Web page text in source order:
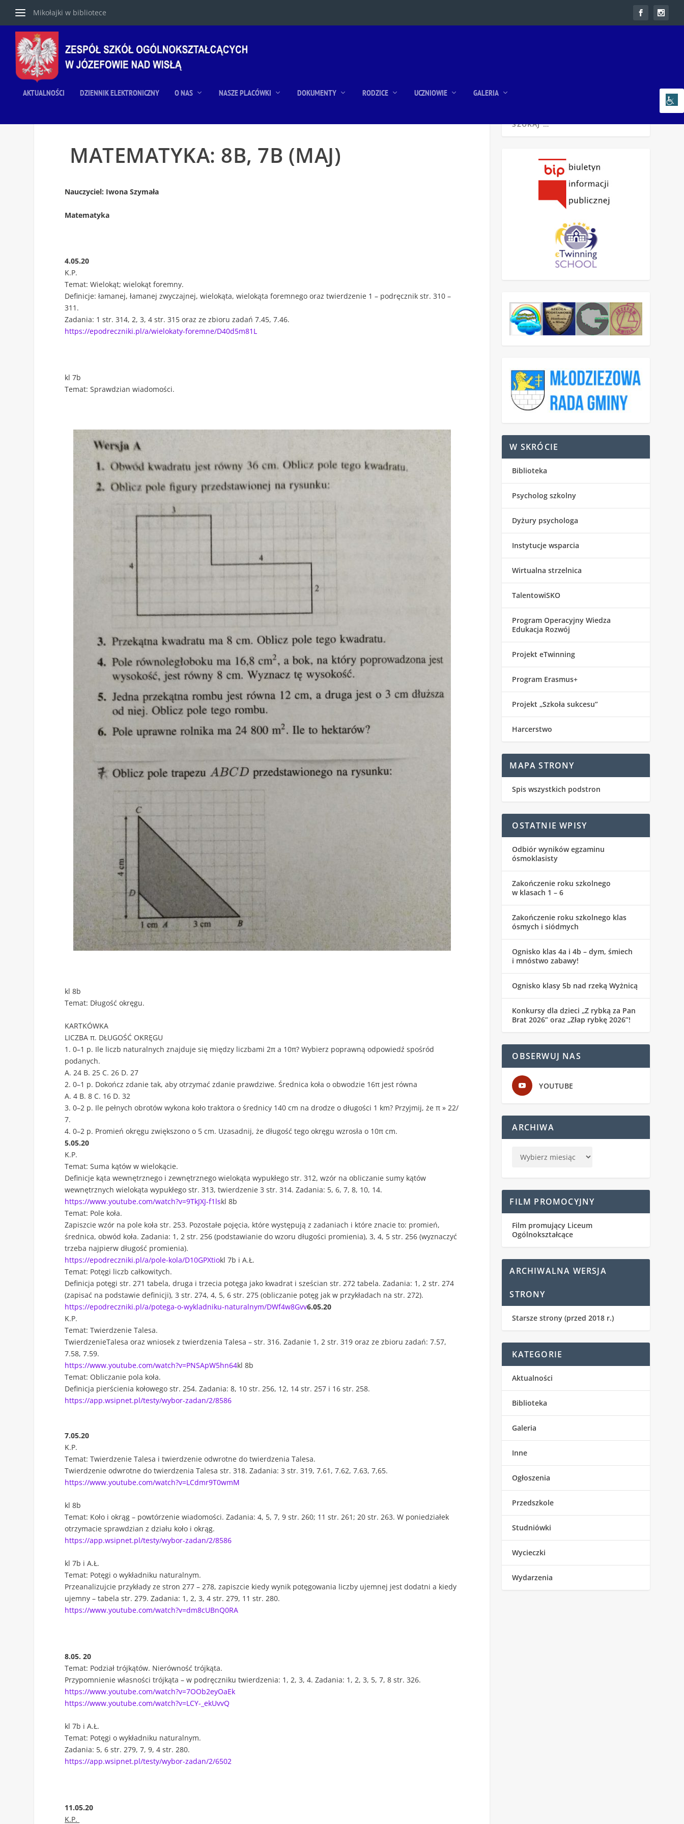
Mikołajki w bibliotece
AKTUALNOŚCI DZIENNIK ELEKTRONICZNY O NAS NASZE PLACÓWKI DOKUMENTY RODZICE UCZNIOWIE GALERIA
MATEMATYKA: 8B, 7B (MAJ)
Nauczyciel: Iwona Szymała
Matematyka
4.05.20
K.P.
Temat: Wielokąt; wielokąt foremny.
Definicje: łamanej, łamanej zwyczajnej, wielokąta, wielokąta foremnego oraz twierdzenie 1 – podręcznik str. 310 –
311.
Zadania: 1 str. 314, 2, 3, 4 str. 315 oraz ze zbioru zadań 7.45, 7.46.
https://epodreczniki.pl/a/wielokaty-foremne/D40d5m81L
kl 7b
Temat: Sprawdzian wiadomości.
kl 8b
Temat: Długość okręgu.
KARTKÓWKA
LICZBA π. DŁUGOŚĆ OKRĘGU
1. 0–1 p. Ile liczb naturalnych znajduje się między liczbami 2π a 10π? Wybierz poprawną odpowiedź spośród
podanych.
A. 24 B. 25 C. 26 D. 27
2. 0–1 p. Dokończ zdanie tak, aby otrzymać zdanie prawdziwe. Średnica koła o obwodzie 16π jest równa
A. 4 B. 8 C. 16 D. 32
3. 0–2 p. Ile pełnych obrotów wykona koło traktora o średnicy 140 cm na drodze o długości 1 km? Przyjmij, że π » 22/
7.
4. 0–2 p. Promień okręgu zwiększono o 5 cm. Uzasadnij, że długość tego okręgu wzrosła o 10π cm.
5.05.20
K.P.
Temat: Suma kątów w wielokącie.
Definicje kąta wewnętrznego i zewnętrznego wielokąta wypukłego str. 312, wzór na obliczanie sumy kątów
wewnętrznych wielokąta wypukłego str. 313, twierdzenie 3 str. 314. Zadania: 5, 6, 7, 8, 10, 14.
https://www.youtube.com/watch?v=9TkJXJ-f1lskl 8b
Temat: Pole koła.
Zapiszcie wzór na pole koła str. 253. Pozostałe pojęcia, które występują z zadaniach i które znacie to: promień,
średnica, obwód koła. Zadania: 1, 2 str. 256 (podstawianie do wzoru długości promienia), 3, 4, 5 str. 256 (wyznaczyć
trzeba najpierw długość promienia).
https://epodreczniki.pl/a/pole-kola/D10GPXtiokl 7b i A.Ł.
Temat: Potęgi liczb całkowitych.
Definicja potęgi str. 271 tabela, druga i trzecia potęga jako kwadrat i sześcian str. 272 tabela. Zadania: 1, 2 str. 274
(zapisać na podstawie definicji), 3 str. 274, 4, 5, 6 str. 275 (obliczanie potęg jak w przykładach na str. 272).
https://epodreczniki.pl/a/potega-o-wykladniku-naturalnym/DWf4w8Gvv6.05.20
K.P.
Temat: Twierdzenie Talesa.
TwierdzenieTalesa oraz wniosek z twierdzenia Talesa – str. 316. Zadanie 1, 2 str. 319 oraz ze zbioru zadań: 7.57,
7.58, 7.59.
https://www.youtube.com/watch?v=PNSApW5hn64kl 8b
Temat: Obliczanie pola koła.
Definicja pierścienia kołowego str. 254. Zadania: 8, 10 str. 256, 12, 14 str. 257 i 16 str. 258.
https://app.wsipnet.pl/testy/wybor-zadan/2/8586
7.05.20
K.P.
Temat: Twierdzenie Talesa i twierdzenie odwrotne do twierdzenia Talesa.
Twierdzenie odwrotne do twierdzenia Talesa str. 318. Zadania: 3 str. 319, 7.61, 7.62, 7.63, 7,65.
https://www.youtube.com/watch?v=LCdmr9T0wmM
kl 8b
Temat: Koło i okrąg – powtórzenie wiadomości. Zadania: 4, 5, 7, 9 str. 260; 11 str. 261; 20 str. 263. W poniedziałek
otrzymacie sprawdzian z działu koło i okrąg.
https://app.wsipnet.pl/testy/wybor-zadan/2/8586
kl 7b i A.Ł.
Temat: Potęgi o wykładniku naturalnym.
Przeanalizujcie przykłady ze stron 277 – 278, zapiszcie kiedy wynik potęgowania liczby ujemnej jest dodatni a kiedy
ujemny – tabela str. 279. Zadania: 1, 2, 3, 4 str. 279, 11 str. 280.
https://www.youtube.com/watch?v=dm8cUBnQ0RA
8.05. 20
Temat: Podział trójkątów. Nierówność trójkąta.
Przypomnienie własności trójkąta – w podręczniku twierdzenia: 1, 2, 3, 4. Zadania: 1, 2, 3, 5, 7, 8 str. 326.
https://www.youtube.com/watch?v=7OOb2eyOaEk
https://www.youtube.com/watch?v=LCY-_ekUvvQ
kl 7b i A.Ł.
Temat: Potęgi o wykładniku naturalnym.
Zadania: 5, 6 str. 279, 7, 9, 4 str. 280.
https://app.wsipnet.pl/testy/wybor-zadan/2/6502
11.05.20
K.P.
W SKRÓCIE
Biblioteka
Psycholog szkolny
Dyżury psychologa
Instytucje wsparcia
Wirtualna strzelnica
TalentowiSKO
Program Operacyjny Wiedza
Edukacja Rozwój
Projekt eTwinning
Program Erasmus+
Projekt „Szkoła sukcesu”
Harcerstwo
MAPA STRONY
Spis wszystkich podstron
OSTATNIE WPISY
Odbiór wyników egzaminu
ósmoklasisty
Zakończenie roku szkolnego
w klasach 1 – 6
Zakończenie roku szkolnego klas
ósmych i siódmych
Ognisko klas 4a i 4b – dym, śmiech
i mnóstwo zabawy!
Ognisko klasy 5b nad rzeką Wyżnicą
Konkursy dla dzieci „Z rybką za Pan
Brat 2026” oraz „Złap rybkę 2026”!
OBSERWUJ NAS
YOUTUBE
ARCHIWA
FILM PROMOCYJNY
Film promujący Liceum
Ogólnokształcące
ARCHIWALNA WERSJA
STRONY
Starsze strony (przed 2018 r.)
KATEGORIE
Aktualności
Biblioteka
Galeria
Inne
Ogłoszenia
Przedszkole
Studniówki
Wycieczki
Wydarzenia